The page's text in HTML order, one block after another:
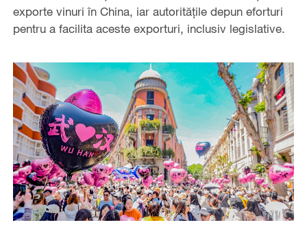
exporte vinuri în China, iar autoritățile depun eforturi
pentru a facilita aceste exporturi, inclusiv legislative.